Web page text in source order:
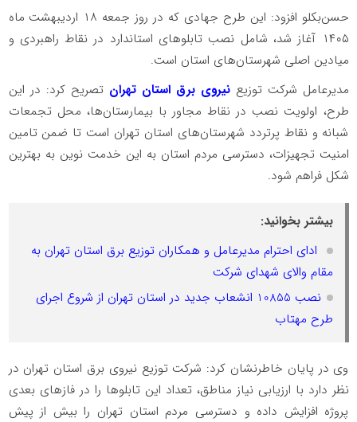
️حسن‌بکلو افزود: این طرح جهادی که در روز جمعه ۱۸ اردیبهشت ماه
۱۴۰۵ آغاز شد، شامل نصب تابلوهای استاندارد در نقاط راهبردی و
میادین اصلی شهرستان‌های استان است.
️مدیرعامل شرکت توزیع نیروی برق استان تهران تصریح کرد: در این
طرح، اولویت نصب در نقاط مجاور با بیمارستان‌ها، محل تجمعات
شبانه و نقاط پرتردد شهرستان‌های استان تهران است تا ضمن تامین
امنیت تجهیزات، دسترسی مردم استان به این خدمت نوین به بهترین
شکل فراهم شود.
بیشتر بخوانید:
️ ادای احترام مدیرعامل و همکاران توزیع برق استان تهران به
مقام والای شهدای شرکت
نصب 10855 انشعاب جدید در استان تهران از شروع اجرای
طرح مهتاب
️وی در پایان خاطرنشان کرد: شرکت توزیع نیروی برق استان تهران در
نظر دارد با ارزیابی نیاز مناطق، تعداد این تابلو‌ها را در فازهای بعدی
پروژه افزایش داده و دسترسی مردم استان تهران را بیش از پیش